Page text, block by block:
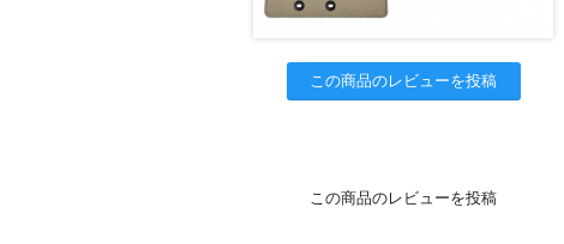
この商品のレビューを投稿
この商品のレビューを投稿